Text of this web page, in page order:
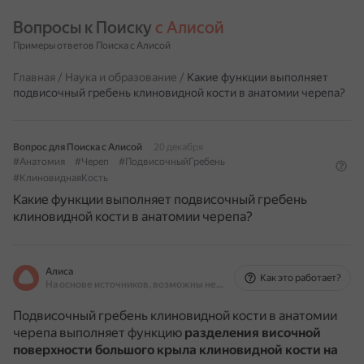
Вопросы к Поиску с Алисой
Примеры ответов Поиска с Алисой
Главная / Наука и образование / Какие функции выполняет
подвисочный гребень клиновидной кости в анатомии черепа?
Вопрос для Поиска с Алисой
20 декабря
#Анатомия
#Череп
#ПодвисочныйГребень
#КлиновиднаяКость
Какие функции выполняет подвисочный гребень
клиновидной кости в анатомии черепа?
Алиса
На основе источников, возможны неточности
Как это работает?
Подвисочный гребень клиновидной кости в анатомии
черепа выполняет функцию разделения височной
поверхности большого крыла клиновидной кости на